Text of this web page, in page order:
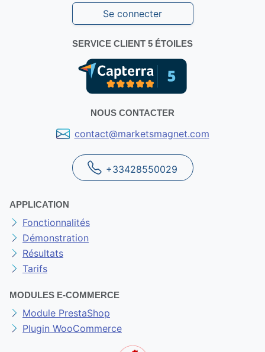
Se connecter
SERVICE CLIENT 5 ÉTOILES
NOUS CONTACTER
contact@marketsmagnet.com
+33428550029
APPLICATION
Fonctionnalités
Démonstration
Résultats
Tarifs
MODULES E-COMMERCE
Module PrestaShop
Plugin WooCommerce